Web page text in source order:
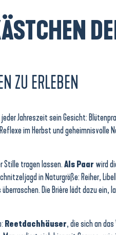
ZU ERLEBEN
Jahreszeit sein Gesicht:
im Herbst und geheimnisvolle
Stille tragen lassen.Als Paar wird
in Naturgröße: Reiher,
Die Brière lädt dazu ein,
Reetdachhäuser, die sich an das